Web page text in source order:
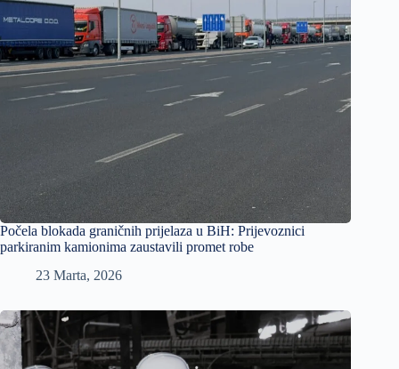
Počela blokada graničnih prijelaza u BiH: Prijevoznici
parkiranim kamionima zaustavili promet robe
23 Marta, 2026